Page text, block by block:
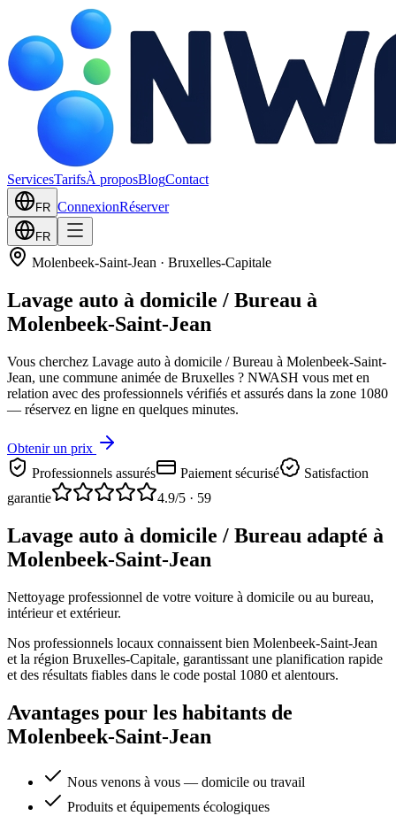
ServicesTarifsÀ proposBlogContact
FR ConnexionRéserver
FR
Molenbeek-Saint-Jean · Bruxelles-Capitale
Lavage auto à domicile / Bureau à
Molenbeek-Saint-Jean
Vous cherchez Lavage auto à domicile / Bureau à Molenbeek-Saint-
Jean, une commune animée de Bruxelles ? NWASH vous met en
relation avec des professionnels vérifiés et assurés dans la zone 1080
— réservez en ligne en quelques minutes.
Obtenir un prix
Professionnels assurés
Paiement sécurisé
Satisfaction
garantie
4.9/5 · 59
Lavage auto à domicile / Bureau adapté à
Molenbeek-Saint-Jean
Nettoyage professionnel de votre voiture à domicile ou au bureau,
intérieur et extérieur.
Nos professionnels locaux connaissent bien Molenbeek-Saint-Jean
et la région Bruxelles-Capitale, garantissant une planification rapide
et des résultats fiables dans le code postal 1080 et alentours.
Avantages pour les habitants de
Molenbeek-Saint-Jean
Nous venons à vous — domicile ou travail
Produits et équipements écologiques